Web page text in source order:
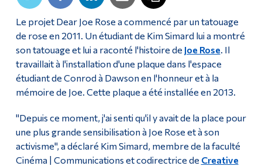
Le projet Dear Joe Rose a commencé par un tatouage
de rose en 2011. Un étudiant de Kim Simard lui a montré
son tatouage et lui a raconté l'histoire de Joe Rose. Il
travaillait à l'installation d'une plaque dans l'espace
étudiant de Conrod à Dawson en l'honneur et à la
mémoire de Joe. Cette plaque a été installée en 2013.
"Depuis ce moment, j'ai senti qu'il y avait de la place pour
une plus grande sensibilisation à Joe Rose et à son
activisme", a déclaré Kim Simard, membre de la faculté
Cinéma | Communications et codirectrice de Creative
Diplômé·es et visiteur·euses